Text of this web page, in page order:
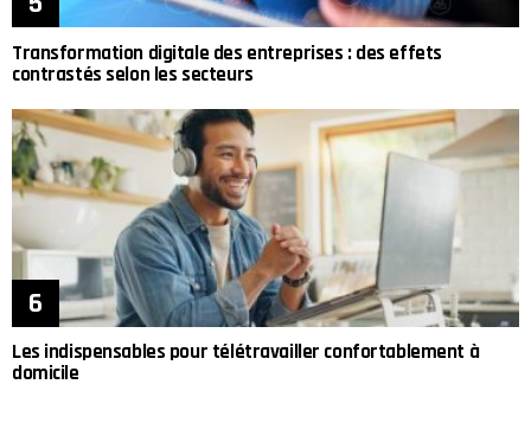
Transformation digitale des entreprises : des effets
contrastés selon les secteurs
Les indispensables pour télétravailler confortablement à
domicile